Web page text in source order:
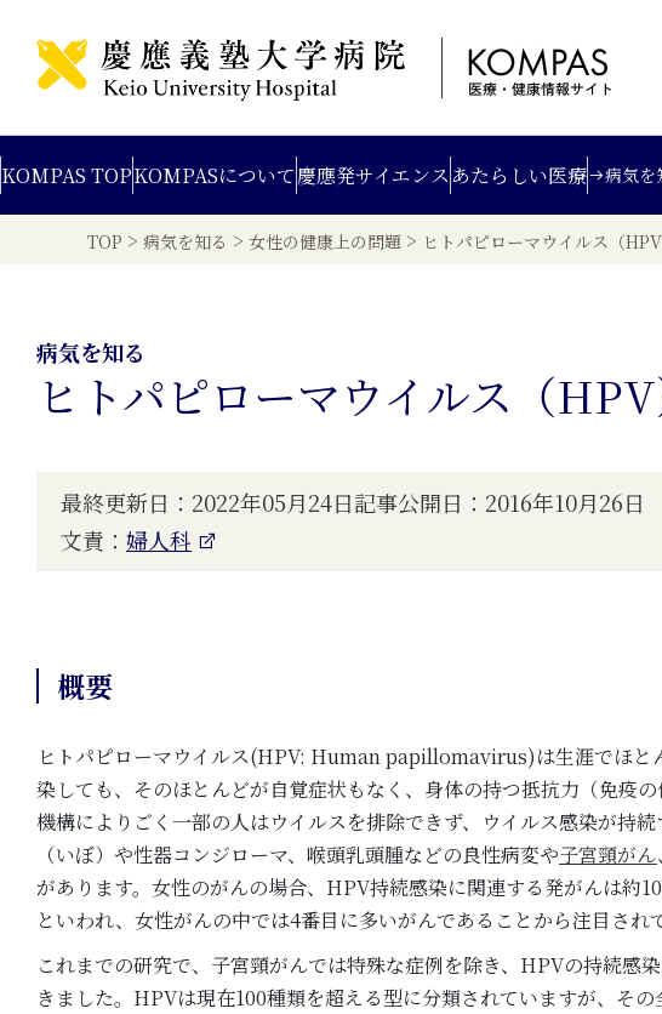
KOMPAS TOPKOMPASについて慶應発サイエンス あたらしい医療 病気を
TOP > 病気を知る > 女性の健康上の問題 > ヒトパピローマウイルス（
病気を知る
ヒトパピローマウイルス（
最終更新日：2022年05月24日記事公開日：2016年10月26日
文責： 婦人科
概要
ヒトパピローマウイルス(HPV: Human papillomavirus)は生涯でほと
染しても、そのほとんどが自覚症状もなく、身体の持つ抵抗力（免疫
機構によりごく一部の人はウイルスを排除できず、ウイルス感染が持
（いぼ）や性器コンジローマ、喉頭乳頭腫などの良性病変や子宮頸がん
があります。女性のがんの場合、HPV持続感染に関連する発がんは約
といわれ、女性がんの中では4番目に多いがんであることから注目され
これまでの研究で、子宮頸がんでは特殊な症例を除き、HPVの持続感
きました。HPVは現在100種類を超える型に分類されていますが、そ